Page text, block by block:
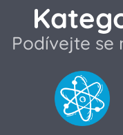
Podívejte